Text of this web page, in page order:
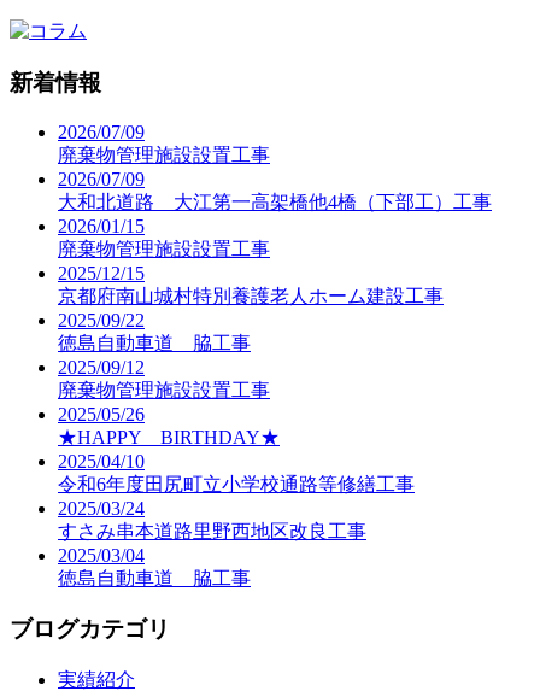
新着情報
2026/07/09
廃棄物管理施設設置工事
2026/07/09
大和北道路 大江第一高架橋他4橋（下部工）工事
2026/01/15
廃棄物管理施設設置工事
2025/12/15
京都府南山城村特別養護老人ホーム建設工事
2025/09/22
徳島自動車道 脇工事
2025/09/12
廃棄物管理施設設置工事
2025/05/26
★HAPPY BIRTHDAY★
2025/04/10
令和6年度田尻町立小学校通路等修繕工事
2025/03/24
すさみ串本道路里野西地区改良工事
2025/03/04
徳島自動車道 脇工事
ブログカテゴリ
実績紹介